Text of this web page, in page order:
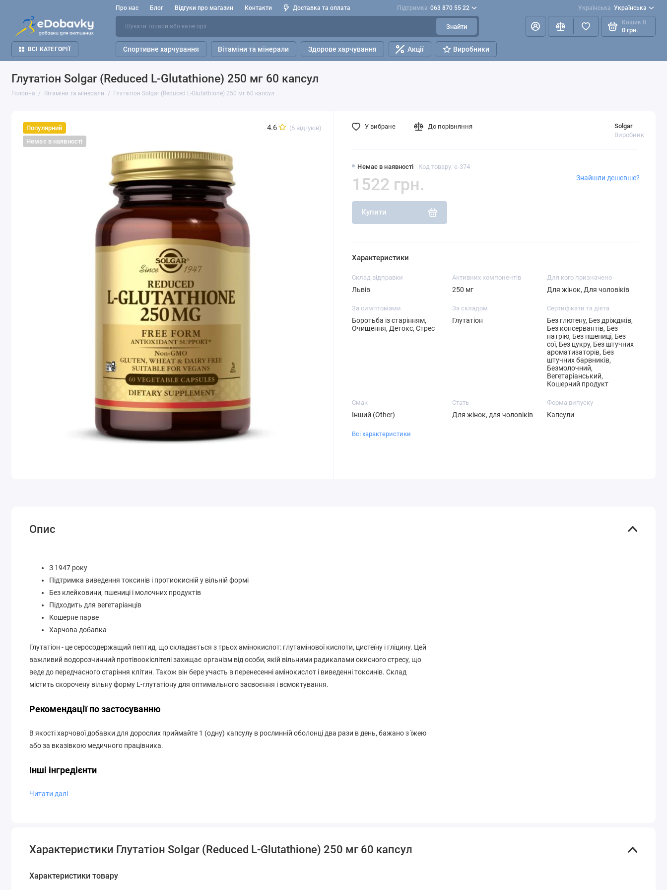
Про нас Блог Відгуки про магазин Контакти Доставка та оплата Підтримка 063 870 55 22 Українська Українська
Знайти
Кошик 0
0 грн.
ВСІ КАТЕГОРІЇ Спортивне харчування Вітаміни та мінерали Здорове харчування Акції Виробники
Глутатіон Solgar (Reduced L-Glutathione) 250 мг 60 капсул
Головна Вітаміни та мінерали Глутатіон Solgar (Reduced L-Glutathione) 250 мг 60 капсул
Популярний
Немає в наявності
4.6 (5 відгуків)
Немає в наявності Код товару: e-374
Solgar
Виробник
1522 грн.
Купити
Знайшли дешевше?
У вибране До порівняння
Характеристики
Склад відправки
Львів
Активних компонентів
250 мг
Для кого призначено
Для жінок, Для чоловіків
За симптомами
Боротьба із старінням,
Очищення, Детокс, Стрес
За складом
Глутатіон
Сертифікати та дієта
Без глютену, Без дріжджів,
Без консервантів, Без
натрію, Без пшениці, Без
сої, Без цукру, Без штучних
ароматизаторів, Без
штучних барвників,
Безмолочний,
Вегетаріанський,
Кошерний продукт
Смак
Інший (Other)
Стать
Для жінок, для чоловіків
Форма випуску
Капсули
Всі характеристики
Опис
З 1947 року
Підтримка виведення токсинів і протиокисній у вільній формі
Без клейковини, пшениці і молочних продуктів
Підходить для вегетаріанців
Кошерне парве
Харчова добавка
Глутатіон - це серосодержащий пептид, що складається з трьох амінокислот: глутамінової кислоти, цистеїну і гліцину. Цей
важливий водорозчинний протівоокіслітелі захищає організм від особи, якій вільними радикалами окисного стресу, що
веде до передчасного старіння клітин. Також він бере участь в перенесенні амінокислот і виведенні токсинів. Склад
містить скорочену вільну форму L-глутатіону для оптимального засвоєння і всмоктування.
Рекомендації по застосуванню
В якості харчової добавки для дорослих приймайте 1 (одну) капсулу в рослинній оболонці два рази в день, бажано з їжею
або за вказівкою медичного працівника.
Інші інгредієнти
Целюлоза мікрокристалічна, рослинна целюлоза, магнію рослинного магнію, діоксид кремнію.
Попередження
У разі вагітності, годування грудьми, прийому будь-яких медичних препаратів або наявності будь-яких захворювань слід
Читати далі
Характеристики Глутатіон Solgar (Reduced L-Glutathione) 250 мг 60 капсул
Характеристики товару